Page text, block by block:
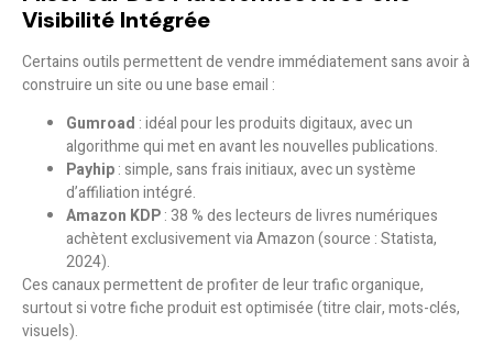
Visibilité Intégrée
Certains outils permettent de vendre immédiatement sans avoir à
construire un site ou une base email :
Gumroad : idéal pour les produits digitaux, avec un
algorithme qui met en avant les nouvelles publications.
Payhip: simple, sans frais initiaux, avec un système
d’affiliation intégré.
Amazon KDP: 38 % des lecteurs de livres numériques
achètent exclusivement via Amazon (source : Statista,
2024).
Ces canaux permettent de profiter de leur trafic organique,
surtout si votre fiche produit est optimisée (titre clair, mots-clés,
visuels).